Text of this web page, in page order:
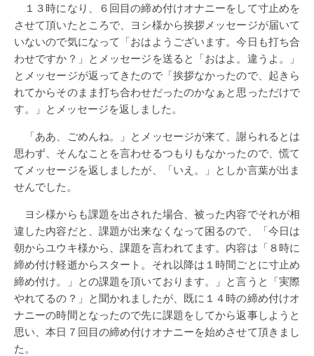
１３時になり、６回目の締め付けオナニーをして寸止めを
させて頂いたところで、ヨシ様から挨拶メッセージが届いて
いないので気になって「おはようございます。今日も打ち合
わせですか？」とメッセージを送ると「おはよ。違うよ。」
とメッセージが返ってきたので「挨拶なかったので、起きら
れてからそのまま打ち合わせだったのかなぁと思っただけで
す。」とメッセージを返しました。
「ああ、ごめんね。」とメッセージが来て、謝られるとは
思わず、そんなことを言わせるつもりもなかったので、慌て
てメッセージを返しましたが、「いえ。」としか言葉が出ま
せんでした。
ヨシ様からも課題を出された場合、被った内容でそれが相
違した内容だと、課題が出来なくなって困るので、「今日は
朝からユウキ様から、課題を言われてます。内容は「８時に
締め付け軽逝からスタート。それ以降は１時間ごとに寸止め
締め付け。」との課題を頂いております。」と言うと「実際
やれてるの？」と聞かれましたが、既に１４時の締め付けオ
ナニーの時間となったので先に課題をしてから返事しようと
思い、本日７回目の締め付けオナニーを始めさせて頂きまし
た。